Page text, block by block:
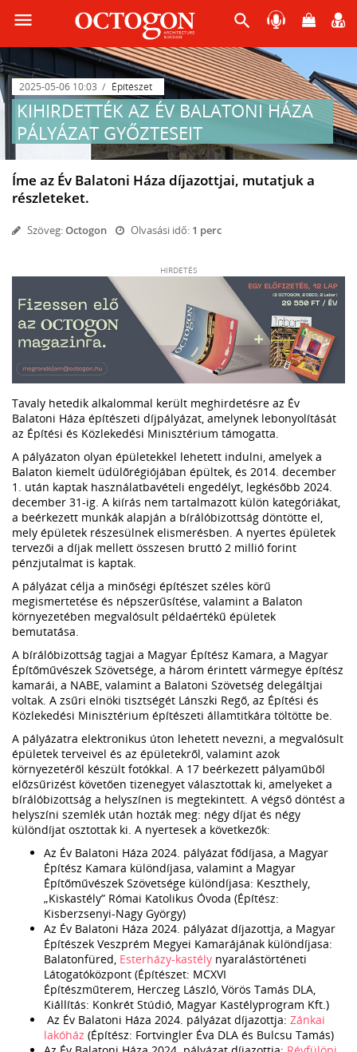
menu search
2025-05-06 10:03 Építészet
KIHIRDETTÉK AZ ÉV BALATONI HÁZA
PÁLYÁZAT GYŐZTESEIT
Íme az Év Balatoni Háza díjazottjai, mutatjuk a
részleteket.
Szöveg:Octogon Olvasási idő: 1 perc
HIRDETÉS
Tavaly hetedik alkalommal került meghirdetésre az Év
Balatoni Háza építészeti díjpályázat, amelynek lebonyolítását
az Építési és Közlekedési Minisztérium támogatta.
A pályázaton olyan épületekkel lehetett indulni, amelyek a
Balaton kiemelt üdülőrégiójában épültek, és 2014. december
1. után kaptak használatbavételi engedélyt, legkésőbb 2024.
december 31-ig. A kiírás nem tartalmazott külön kategóriákat,
a beérkezett munkák alapján a bírálóbizottság döntötte el,
mely épületek részesülnek elismerésben. A nyertes épületek
tervezői a díjak mellett összesen bruttó 2 millió forint
pénzjutalmat is kaptak.
A pályázat célja a minőségi építészet széles körű
megismertetése és népszerűsítése, valamint a Balaton
környezetében megvalósult példaértékű épületek
bemutatása.
A bírálóbizottság tagjai a Magyar Építész Kamara, a Magyar
Építőművészek Szövetsége, a három érintett vármegye építész
kamarái, a NABE, valamint a Balatoni Szövetség delegáltjai
voltak. A zsűri elnöki tisztségét Lánszki Regő, az Építési és
Közlekedési Minisztérium építészeti államtitkára töltötte be.
A pályázatra elektronikus úton lehetett nevezni, a megvalósult
épületek terveivel és az épületekről, valamint azok
környezetéről készült fotókkal. A 17 beérkezett pályaműből
előzsűrizést követően tizenegyet választottak ki, amelyeket a
bírálóbizottság a helyszínen is megtekintett. A végső döntést a
helyszíni szemlék után hozták meg: négy díjat és négy
különdíjat osztottak ki. A nyertesek a következők:
Az Év Balatoni Háza 2024. pályázat fődíjasa, a Magyar
Építész Kamara különdíjasa, valamint a Magyar
Építőművészek Szövetsége különdíjasa: Keszthely,
„Kiskastély” Római Katolikus Óvoda (Építész:
Kisberzsenyi-Nagy György)
Az Év Balatoni Háza 2024. pályázat díjazottja, a Magyar
Építészek Veszprém Megyei Kamarájának különdíjasa:
Balatonfüred, Esterházy-kastély nyaralástörténeti
Látogatóközpont (Építészet: MCXVI
Építészműterem, Herczeg László, Vörös Tamás DLA,
Kiállítás: Konkrét Stúdió, Magyar Kastélyprogram Kft.)
Az Év Balatoni Háza 2024. pályázat díjazottja: Zánkai
lakóház (Építész: Fortvingler Éva DLA és Bulcsu Tamás)